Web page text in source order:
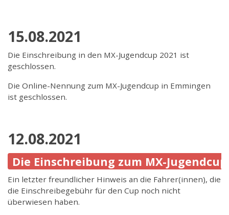
15.08.2021
Die Einschreibung in den MX-Jugendcup 2021 ist
geschlossen.
Die Online-Nennung zum MX-Jugendcup in Emmingen
ist geschlossen.
12.08.2021
Die Einschreibung zum MX-
Ein letzter freundlicher Hinweis an die Fahrer(innen), die
die Einschreibegebühr für den Cup noch nicht
überwiesen haben.